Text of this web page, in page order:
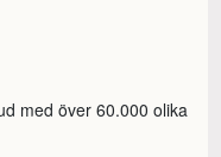
med över 60.000 olika